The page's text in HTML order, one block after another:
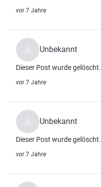
vor 7 Jahre
Unbekannt
Dieser Post wurde gelöscht.
vor 7 Jahre
Unbekannt
Dieser Post wurde gelöscht.
vor 7 Jahre